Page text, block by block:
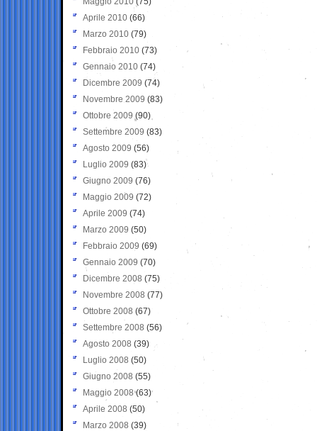
Aprile 2010 (66)
Marzo 2010 (79)
Febbraio 2010 (73)
Gennaio 2010 (74)
Dicembre 2009 (74)
Novembre 2009 (83)
Ottobre 2009 (90)
Settembre 2009 (83)
Agosto 2009 (56)
Luglio 2009 (83)
Giugno 2009 (76)
Maggio 2009 (72)
Aprile 2009 (74)
Marzo 2009 (50)
Febbraio 2009 (69)
Gennaio 2009 (70)
Dicembre 2008 (75)
Novembre 2008 (77)
Ottobre 2008 (67)
Settembre 2008 (56)
Agosto 2008 (39)
Luglio 2008 (50)
Giugno 2008 (55)
Maggio 2008(63)
Aprile 2008 (50)
Marzo 2008 (39)